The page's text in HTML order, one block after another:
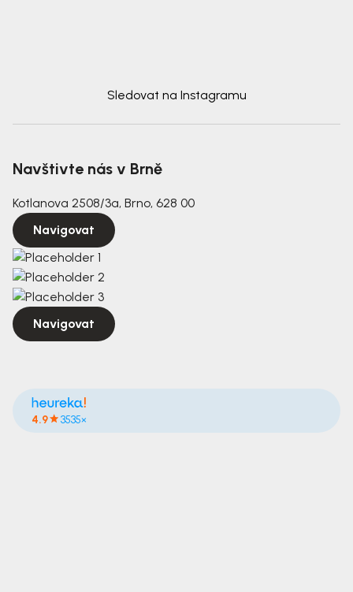
Sledovat na Instagramu
Navštivte nás v Brně
Kotlanova 2508/3a, Brno, 628 00
Navigovat
Navigovat
4.9 3535×